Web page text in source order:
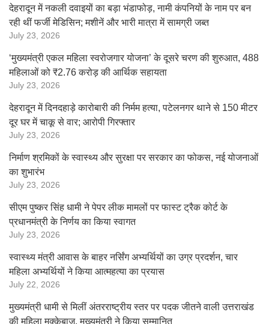
देहरादून में नकली दवाइयों का बड़ा भंडाफोड़, नामी कंपनियों के नाम पर बन
रही थीं फर्जी मेडिसिन; मशीनें और भारी मात्रा में सामग्री जब्त
July 23, 2026
‘मुख्यमंत्री एकल महिला स्वरोजगार योजना’ के दूसरे चरण की शुरुआत, 488
महिलाओं को ₹2.76 करोड़ की आर्थिक सहायता
July 23, 2026
देहरादून में दिनदहाड़े कारोबारी की निर्मम हत्या, पटेलनगर थाने से 150 मीटर
दूर घर में चाकू से वार; आरोपी गिरफ्तार
July 23, 2026
निर्माण श्रमिकों के स्वास्थ्य और सुरक्षा पर सरकार का फोकस, नई योजनाओं
का शुभारंभ
July 23, 2026
सीएम पुष्कर सिंह धामी ने पेपर लीक मामलों पर फास्ट ट्रैक कोर्ट के
प्रधानमंत्री के निर्णय का किया स्वागत
July 23, 2026
स्वास्थ्य मंत्री आवास के बाहर नर्सिंग अभ्यर्थियों का उग्र प्रदर्शन, चार
महिला अभ्यर्थियों ने किया आत्महत्या का प्रयास
July 22, 2026
मुख्यमंत्री धामी से मिलीं अंतरराष्ट्रीय स्तर पर पदक जीतने वाली उत्तराखंड
की महिला मुक्केबाज, मुख्यमंत्री ने किया सम्मानित